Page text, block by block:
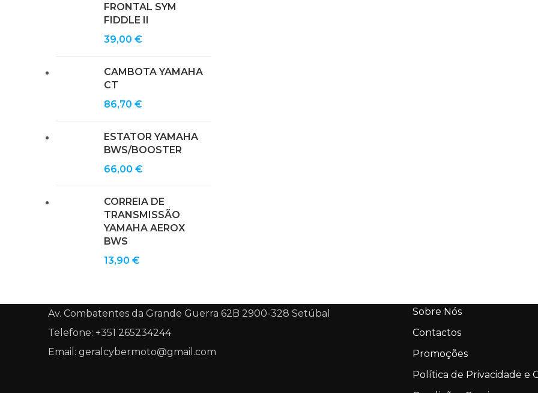
FRONTAL SYM
FIDDLE II
39,00 €
CAMBOTA YAMAHA
CT
86,70 €
ESTATOR YAMAHA
BWS/BOOSTER
66,00 €
CORREIA DE
TRANSMISSÃO
YAMAHA AEROX
BWS
13,90 €
Av. Combatentes da Grande Guerra 62B 2900-328 Setúbal
Telefone: +351 265234244
Email: geralcybermoto@gmail.com
Sobre Nós
Contactos
Promoções
Política de Privacidade e